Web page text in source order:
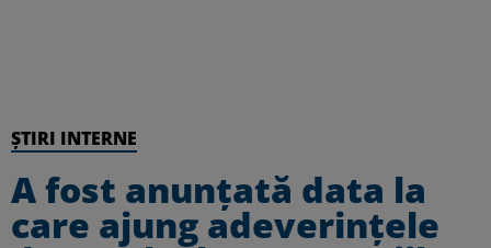
ȘTIRI INTERNE
A fost anunțată data la
care ajung adeverințele